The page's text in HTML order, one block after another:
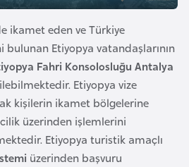
i
ikamet eden ve Türkiye
Etiyopya vatandaşlarının
Fahri Konsolosluğu Antalya
Etiyopya vize
kişilerin ikamet bölgelerine
üzerinden işlemlerini
Etiyopya turistik amaçlı
üzerinden başvuru